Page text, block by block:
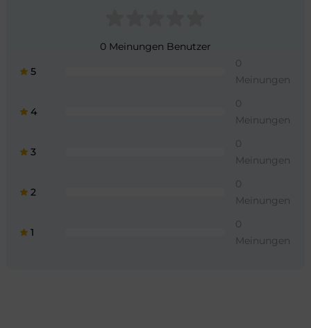
0 Meinungen Benutzer
5
0
Meinungen
4
0
Meinungen
3
0
Meinungen
2
0
Meinungen
1
0
Meinungen